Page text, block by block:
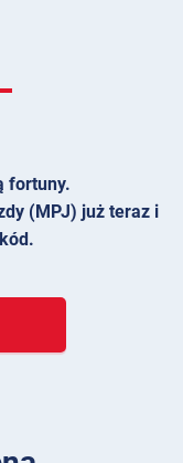
fortuny.
(MPJ) już teraz i